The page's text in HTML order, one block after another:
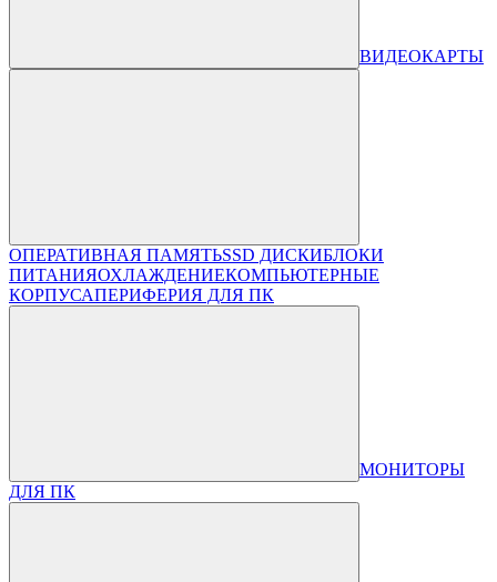
ВИДЕОКАРТЫ
ОПЕРАТИВНАЯ ПАМЯТЬSSD ДИСКИБЛОКИ
ПИТАНИЯОХЛАЖДЕНИЕКОМПЬЮТЕРНЫЕ
КОРПУСАПЕРИФЕРИЯ ДЛЯ ПК
МОНИТОРЫ
ДЛЯ ПК